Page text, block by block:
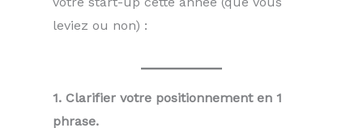
leviez ou non) :
1. Clarifier votre positionnement en 1
phrase.